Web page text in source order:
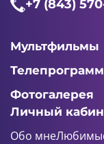
+7 (843)
Мультфильмы
Фотогалерея
Личный
Обо мне